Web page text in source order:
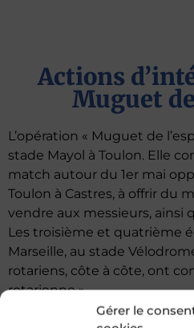
Gérer le
Actions
Muguet
L’opération « Muguet de
stade Mayol à Toulon. Elle
match autour du 1er mai
Toulon à Castres, à offrir du
vendre aux messieurs, ainsi
Les troisième et quatrième
Marseille, au stade
rotariens, côte à côte, ont
rotarienne ».
La levée de fonds a permis